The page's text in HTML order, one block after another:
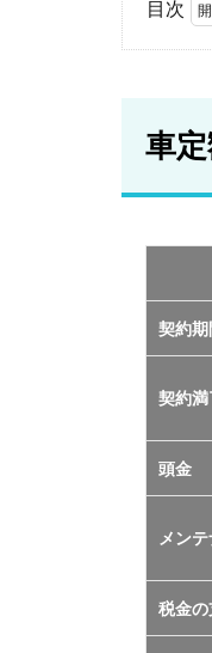
目次
制
ー
ス
比
較
2
おす
の定
額制
サー
TOP
2.1
車サ
車
契約期
契約
頭金
メン
税金